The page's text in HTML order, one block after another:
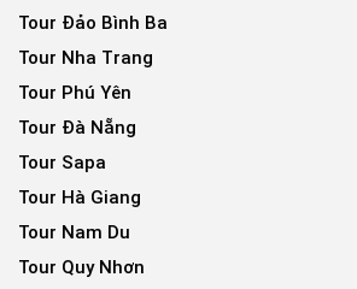
Tour Đảo Bình Ba
Tour Nha Trang
Tour Phú Yên
Tour Đà Nẵng
Tour Sapa
Tour Hà Giang
Tour Nam Du
Tour Quy Nhơn